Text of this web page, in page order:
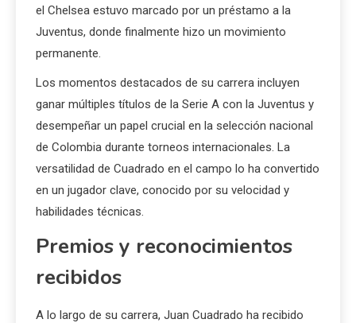
el Chelsea estuvo marcado por un préstamo a la
Juventus, donde finalmente hizo un movimiento
permanente.
Los momentos destacados de su carrera incluyen
ganar múltiples títulos de la Serie A con la Juventus y
desempeñar un papel crucial en la selección nacional
de Colombia durante torneos internacionales. La
versatilidad de Cuadrado en el campo lo ha convertido
en un jugador clave, conocido por su velocidad y
habilidades técnicas.
Premios y reconocimientos
recibidos
A lo largo de su carrera, Juan Cuadrado ha recibido